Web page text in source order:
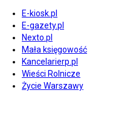
E-kiosk.pl
E-gazety.pl
Nexto.pl
Mała księgowość
Kancelarierp.pl
Wieści Rolnicze
Życie Warszawy